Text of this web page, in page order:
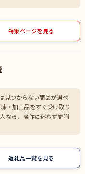
特集ページを見る
見つからない商品が選べ
・加工品をすぐ受け取り
なら、操作に迷わず寄附
返礼品一覧を見る